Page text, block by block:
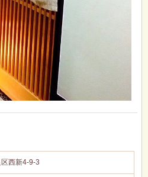
西新4-9-3